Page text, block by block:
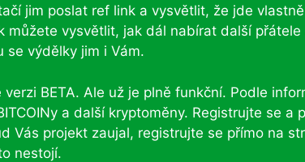
jim poslat ref link a vysvětlit, že jde
můžete vysvětlit, jak dál nabírat další
se výdělky jim i Vám.
verzi BETA. Ale už je plně funkční. Podle
a další kryptoměny. Registrujte se a
Vás projekt zaujal, registrujte se přímo na
nestojí.